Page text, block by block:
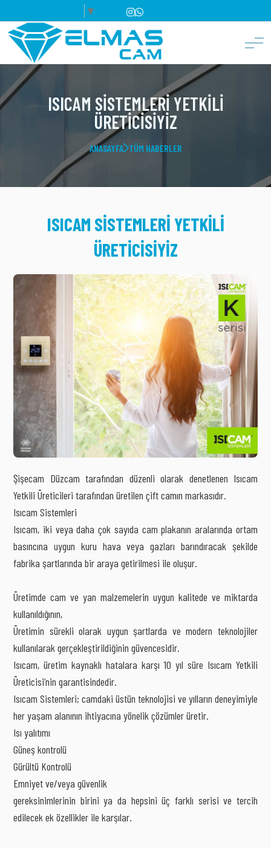
▼
ISICAM SISTEMLERI YETKILI
ÜRETICISIYIZ
ANASAYFA TÜM HABERLER
ISICAM SISTEMLERI YETKILI
ÜRETICISIYIZ
Şişecam Düzcam tarafından düzenli olarak denetlenen Isıcam
Yetkili Üreticileri tarafından üretilen çift camın markasıdır.
Isıcam Sistemleri
Isıcam, iki veya daha çok sayıda cam plakanın aralarında ortam
basıncına uygun kuru hava veya gazları barındıracak şekilde
fabrika şartlarında bir araya getirilmesi ile oluşur.
Üretimde cam ve yan malzemelerin uygun kalitede ve miktarda
kullanıldığının,
Üretimin sürekli olarak uygun şartlarda ve modern teknolojiler
kullanılarak gerçekleştirildiğinin güvencesidir.
Isıcam, üretim kaynaklı hatalara karşı 10 yıl süre Isıcam Yetkili
Üreticisi’nin garantisindedir.
Isıcam Sistemleri; camdaki üstün teknolojisi ve yılların deneyimiyle
her yaşam alanının ihtiyacına yönelik çözümler üretir.
Isı yalıtımı
Güneş kontrolü
Gürültü Kontrolü
Emniyet ve/veya güvenlik
gereksinimlerinin birini ya da hepsini üç farklı serisi ve tercih
edilecek ek özellikler ile karşılar.